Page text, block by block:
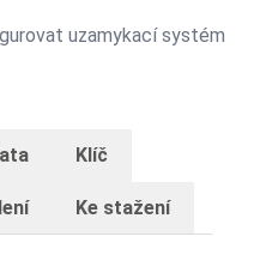
uzamykací systém
Klíč
Ke stažení